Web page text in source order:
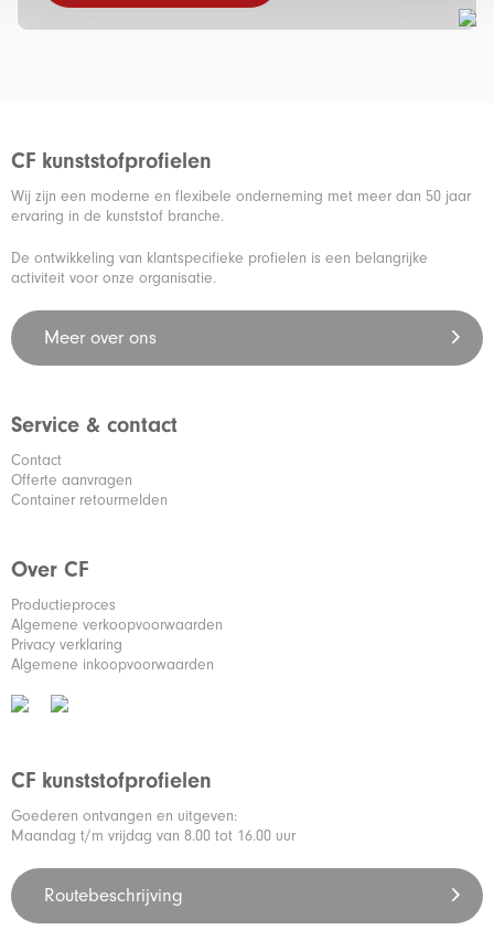
CF kunststofprofielen
Wij zijn een moderne en flexibele onderneming met meer dan 50 jaar
ervaring in de kunststof branche.
De ontwikkeling van klantspecifieke profielen is een belangrijke
activiteit voor onze organisatie.
Meer over ons
Service & contact
Contact
Offerte aanvragen
Container retourmelden
Over CF
Productieproces
Algemene verkoopvoorwaarden
Privacy verklaring
Algemene inkoopvoorwaarden
CF kunststofprofielen
Goederen ontvangen en uitgeven:
Maandag t/m vrijdag van 8.00 tot 16.00 uur
Routebeschrijving